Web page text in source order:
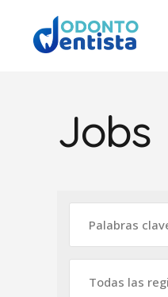
Jobs
Todas las